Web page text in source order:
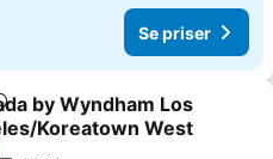
Se priser
til favoritter
by Wyndham Los
Koreatown West